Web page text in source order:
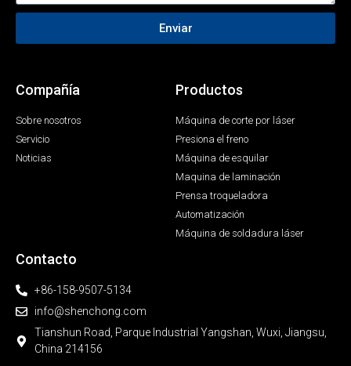
Enviar
Compañía
Sobre nosotros
Servicio
Noticias
Productos
Máquina de corte por láser
Presiona el freno
Máquina de esquilar
Maquina de laminación
Prensa troqueladora
Automatización
Máquina de soldadura láser
Contacto
+86-158-9507-5134
info@shenchong.com
Tianshun Road, Parque Industrial Yangshan, Wuxi, Jiangsu,
China 214156